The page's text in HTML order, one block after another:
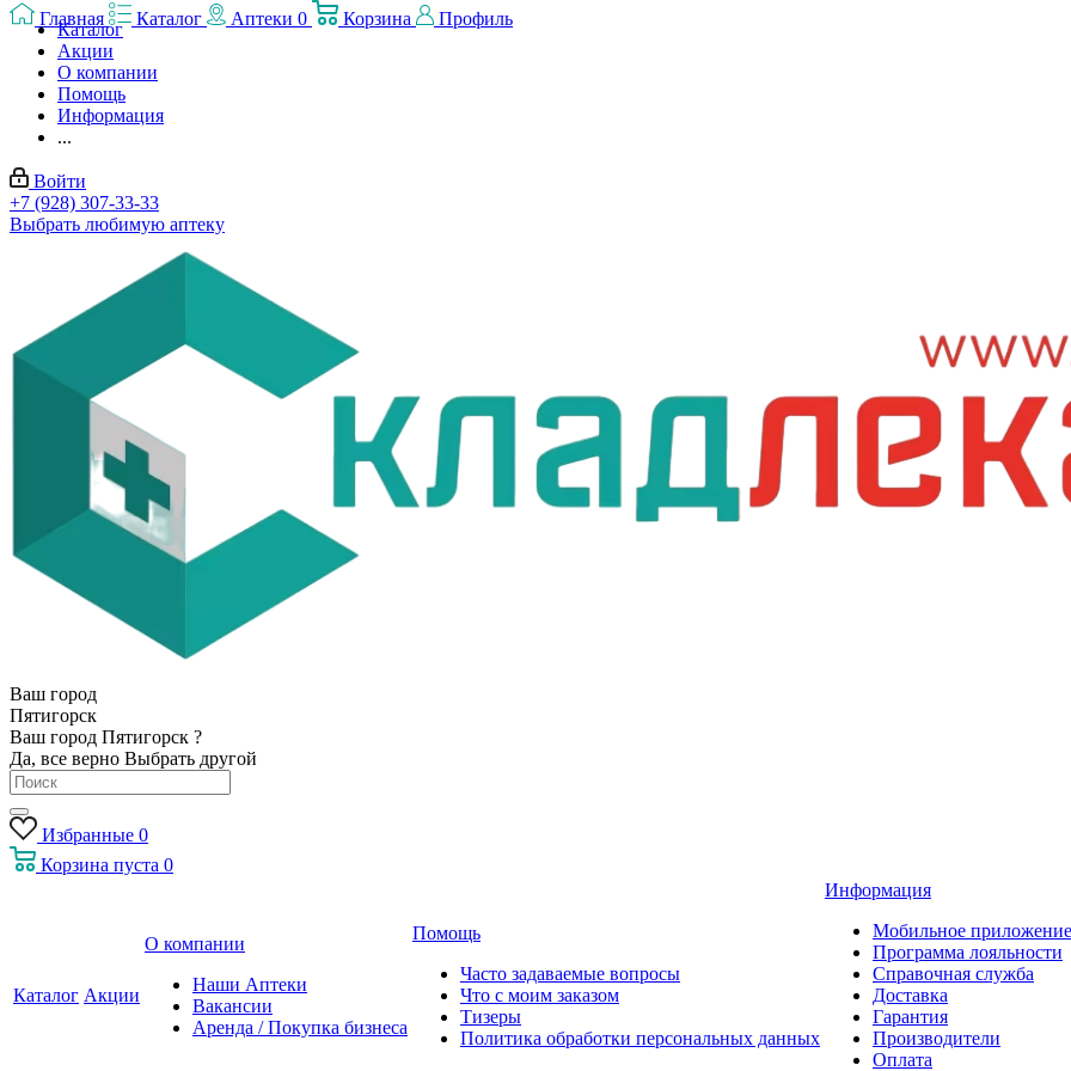
Каталог
Акции
О компании
Помощь
Информация
...
Войти
+7 (928) 307-33-33
Выбрать любимую аптеку
Ваш город
Пятигорск
Ваш город Пятигорск ?
Да, все верно Выбрать другой
Избранные 0
Корзина пуста 0
Каталог Акции
О компании
Наши Аптеки
Вакансии
Аренда / Покупка бизнеса
Помощь
Часто задаваемые вопросы
Что с моим заказом
Тизеры
Политика обработки персональных данных
Информация
Мобильное приложение
Программа лояльности
Справочная служба
Доставка
Гарантия
Производители
Оплата
Главная Каталог Аптеки 0 Корзина Профиль